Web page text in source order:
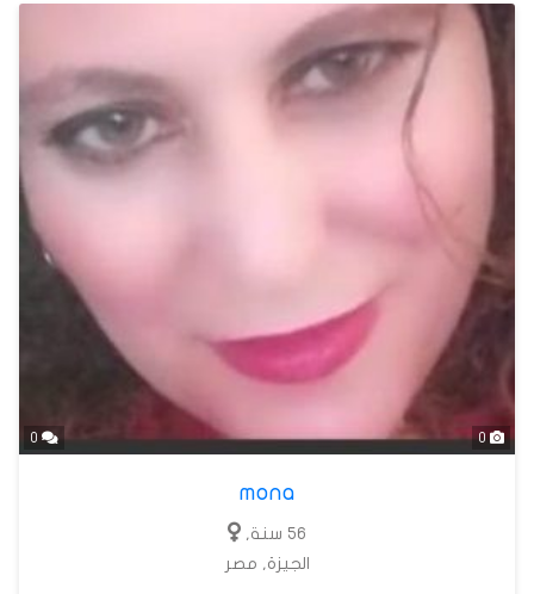
0
mona
56 سنة,
الجيزة, مصر